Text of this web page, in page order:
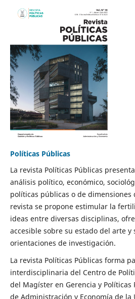
Políticas Públicas
La revista Políticas Públicas
análisis político, económico,
políticas públicas o de dimensiones
revista se propone estimular la
ideas entre diversas disciplinas,
accesible sobre su estado del arte y
orientaciones de investigación.
La revista Políticas Públicas forma
interdisciplinaria del Centro de
del Magíster en Gerencia y Políticas
de Administración y Economía de la